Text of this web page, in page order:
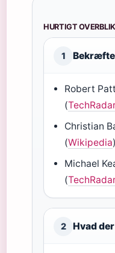
HURTIGT OVERBLIK
1
Robert
(
Christian
(Wikipedia)
Michael
(
2 Hvad